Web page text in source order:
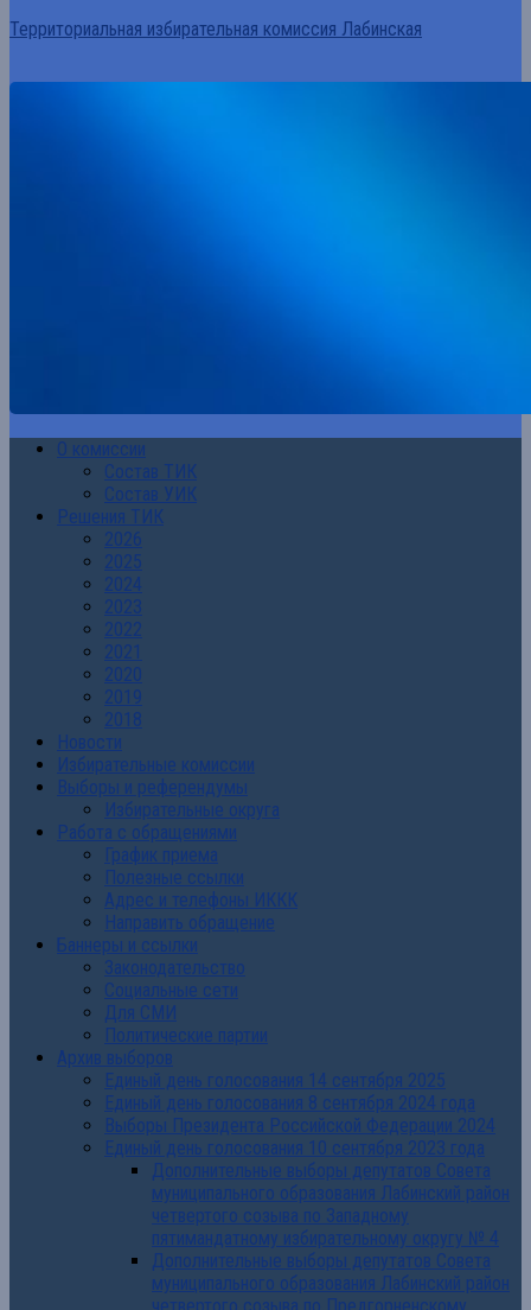
Территориальная избирательная комиссия Лабинская
О комиссии
Состав ТИК
Состав УИК
Решения ТИК
2026
2025
2024
2023
2022
2021
2020
2019
2018
Новости
Избирательные комиссии
Выборы и референдумы
Избирательные округа
Работа с обращениями
График приема
Полезные ссылки
Адрес и телефоны ИККК
Направить обращение
Баннеры и ссылки
Законодательство
Социальные сети
Для СМИ
Политические партии
Архив выборов
Единый день голосования 14 сентября 2025
Единый день голосования 8 сентября 2024 года
Выборы Президента Российской Федерации 2024
Единый день голосования 10 сентября 2023 года
Дополнительные выборы депутатов Совета
муниципального образования Лабинский район
четвертого созыва по Западному
пятимандатному избирательному округу № 4
Дополнительные выборы депутатов Совета
муниципального образования Лабинский район